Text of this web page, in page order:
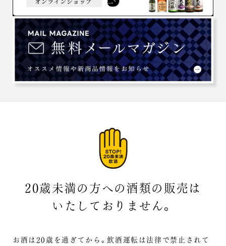
20歳未満の方への酒類の販売は
いたしておりません。
お酒は20歳を過ぎてから。飲酒運転は法律で禁止されて